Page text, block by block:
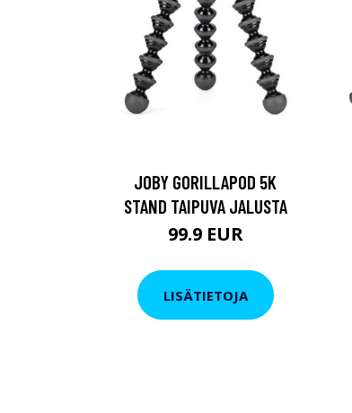
JOBY GORILLAPOD 5K
STAND TAIPUVA JALUSTA
99.9 EUR
LISÄTIETOJA